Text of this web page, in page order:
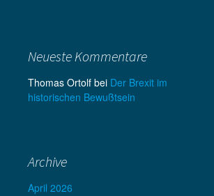
Neueste Kommentare
Thomas Ortolf bei Der Brexit im
historischen Bewußtsein
Archive
April 2026